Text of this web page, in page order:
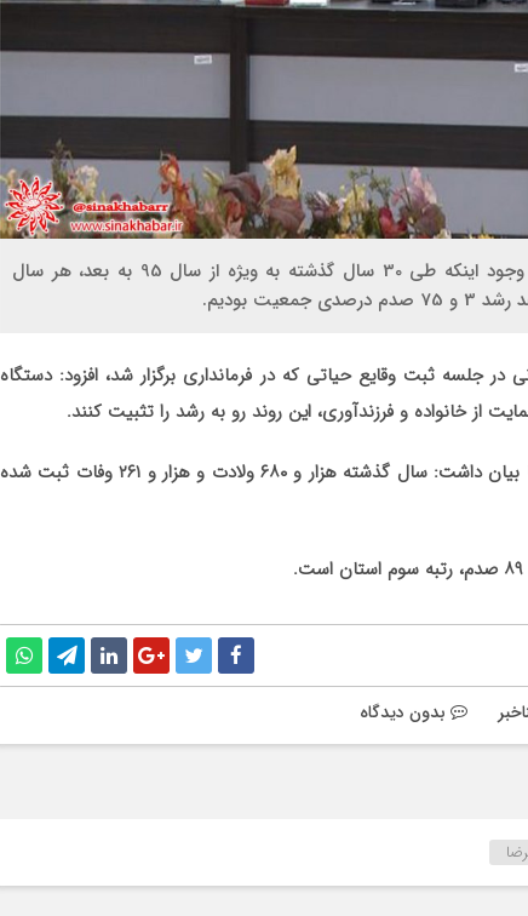
سیناخبر- مدیر کل ثبت احوال استان گفت: با وجود اینکه طی 30 سال گذشته به ویژه از سال 95 به بعد، هر سال
بودیم.
جلسه ثبت وقایع حیاتی که در فرمانداری برگزار شد، افزود: دستگاه
از خانواده و فرزندآوری، این روند رو به رشد را تثبیت کنند.
همچنین رییس اداره ثبت احوال شهرستان شهرضا بیان داشت: سال گذشته هزار و ۶۸۰ ولادت و هزار و ۲۶۱ وفات ثبت شده
بدون دیدگاه